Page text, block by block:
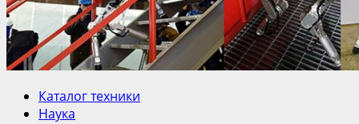
Каталог техники
Наука